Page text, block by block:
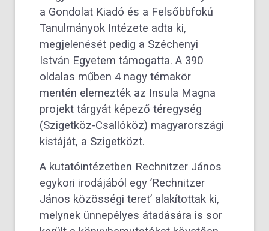
a Gondolat Kiadó és a Felsőbbfokú
Tanulmányok Intézete adta ki,
megjelenését pedig a Széchenyi
István Egyetem támogatta. A 390
oldalas műben 4 nagy témakör
mentén elemezték az Insula Magna
projekt tárgyát képező téregység
(Szigetköz-Csallóköz) magyarországi
kistáját, a Szigetközt.
A kutatóintézetben Rechnitzer János
egykori irodájából egy ’Rechnitzer
János közösségi teret’ alakítottak ki,
melynek ünnepélyes átadására is sor